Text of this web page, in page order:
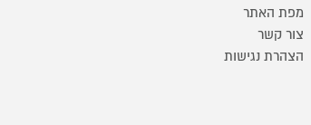
מפת האתר
צור קשר
הצהרת נגישות